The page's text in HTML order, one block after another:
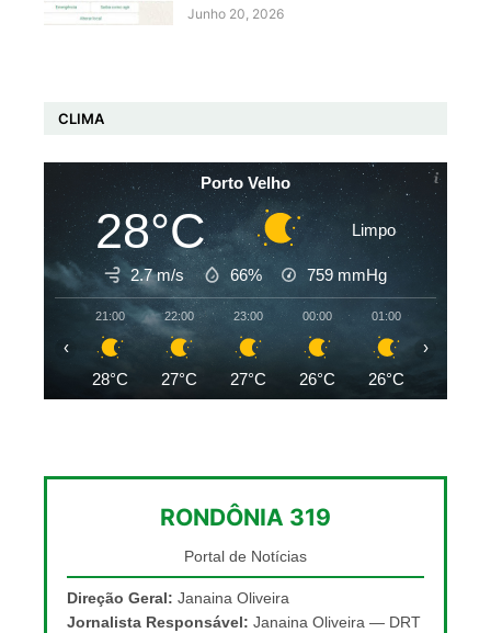
Junho 20, 2026
CLIMA
Porto Velho
28°C Limpo
2.7 m/s 66% 759 mmHg
21:00
28°C
22:00
27°C
23:00
27°C
00:00
26°C
01:00
26°C
‹ ›
RONDÔNIA 319
Portal de Notícias
Direção Geral: Janaina Oliveira
Jornalista Responsável: Janaina Oliveira — DRT